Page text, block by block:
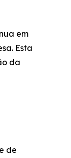
em
Esta
da
de